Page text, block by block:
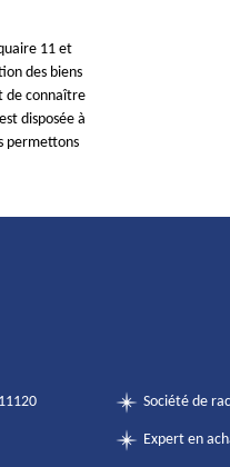
11 et
des biens
de connaître
disposée à
permettons
Société de
Expert en